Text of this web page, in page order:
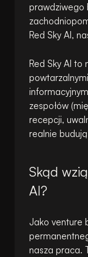
prawdziwego
Red Sky AI,
Red Sky AI to
zespołów
recepcji,
realnie
Skąd
AI?
Jako venture
nasza praca.